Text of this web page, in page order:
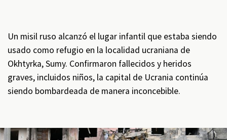
Un misil ruso alcanzó el lugar infantil que estaba siendo
usado como refugio en la localidad ucraniana de
Okhtyrka, Sumy. Confirmaron fallecidos y heridos
graves, incluidos niños, la capital de Ucrania continúa
siendo bombardeada de manera inconcebible.